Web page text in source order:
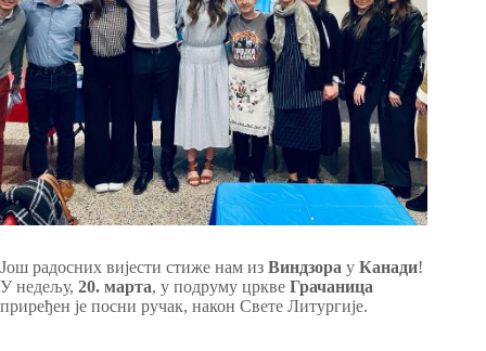
Још радосних вијести стиже нам из Виндзора у Канади!
У недељу, 20. марта, у подруму цркве Грачаница
приређен је посни ручак, након Свете Литургије.